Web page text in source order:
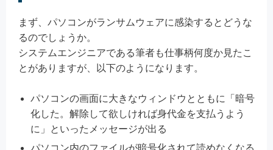
まず、パソコンがランサムウェアに感染するとどうな
るのでしょうか。
システムエンジニアである筆者も仕事柄何度か見たこ
とがありますが、以下のようになります。
パソコンの画面に大きなウィンドウとともに「暗号
化した。解除して欲しければ身代金を支払うよう
に」といったメッセージが出る